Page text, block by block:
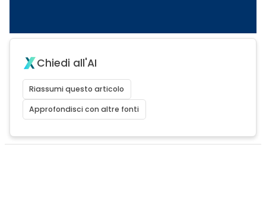
Chiedi all'AI
Riassumi questo articolo
Approfondisci con altre fonti